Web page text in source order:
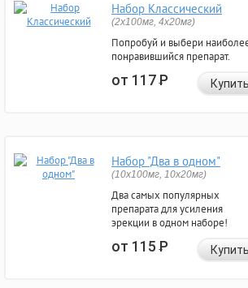
Набор Классический
(2x100мг, 4x20мг)
Попробуй и выбери
понравившийся препарат.
от 117Р Купить
Набор "Два в одном"
(10x100мг, 10x20мг)
Два самых популярных
препарата для усиления
эрекции в одном наборе!
от 115Р Купить